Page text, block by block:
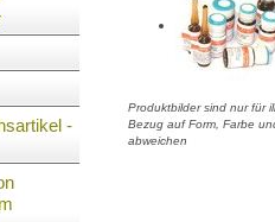
-
Produktbilder sind nur für
Bezug auf Form, Farbe
abweichen